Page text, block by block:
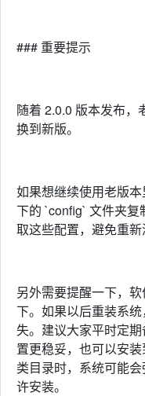
### 重要提示
随着 2.0.0 版本发布，
换到新版。
如果想继续使用老版
下的 `config` 文件夹
取这些配置，避免重新
另外需要提醒一下，
下。如果以后重装系
失。建议大家平时定
置更稳妥，也可以安
类目录时，系统可能
许安装。